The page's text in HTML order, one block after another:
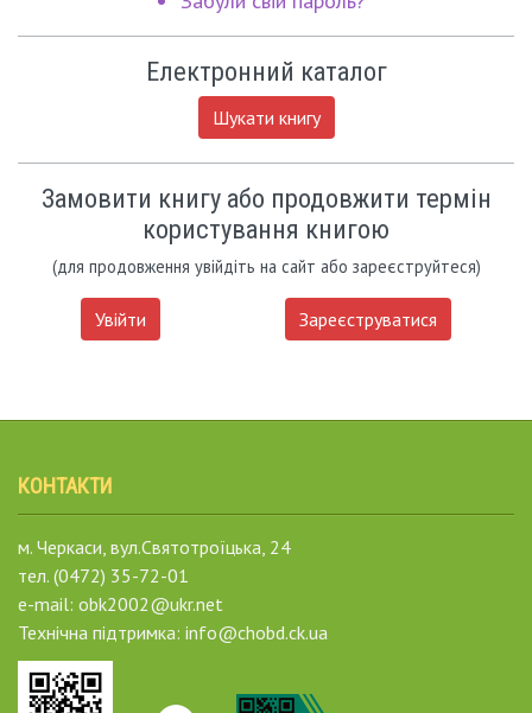
Електронний каталог
Шукати книгу
Замовити книгу або продовжити термін
користування книгою
(для продовження увійдіть на сайт або зареєструйтеся)
Увійти Зареєструватися
КОНТАКТИ
м. Черкаси, вул.Святотроїцька, 24
тел. (0472) 35-72-01
e-mail: obk2002@ukr.net
Технічна підтримка: info@chobd.ck.ua